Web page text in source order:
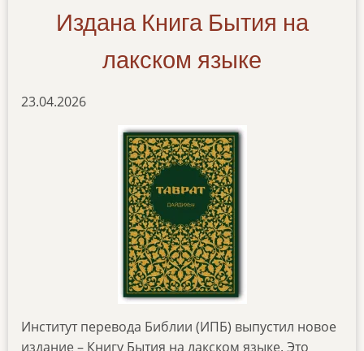
Издана Книга Бытия на
лакском языке
23.04.2026
Институт перевода Библии (ИПБ) выпустил новое
издание – Книгу Бытия на лакском языке. Это